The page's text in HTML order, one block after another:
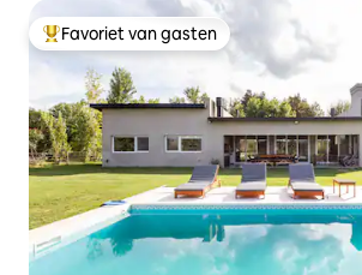
Topfavoriet van gasten
Favoriet van gasten